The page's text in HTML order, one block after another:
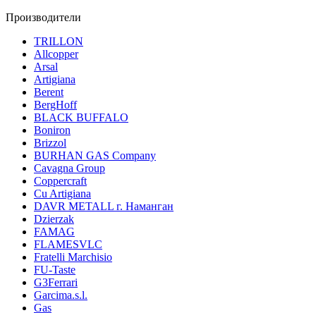
Производители
TRILLON
Allcopper
Arsal
Artigiana
Berent
BergHoff
BLACK BUFFALO
Boniron
Brizzol
BURHAN GAS Company
Cavagna Group
Coppercraft
Cu Artigiana
DAVR METALL г. Наманган
Dzierzak
FAMAG
FLAMESVLC
Fratelli Marchisio
FU-Taste
G3Ferrari
Garcima.s.l.
Gas